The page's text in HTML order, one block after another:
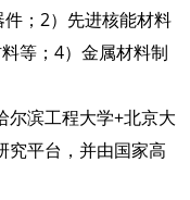
；2）先进核能材料
等；4）金属材料制
尔滨工程大学+北京大
究平台，并由国家高